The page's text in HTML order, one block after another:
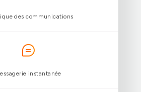
Messagerie vocale